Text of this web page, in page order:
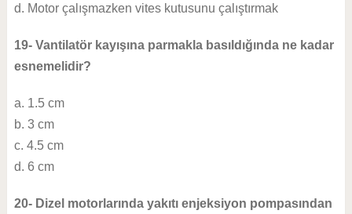
d. Motor çalışmazken vites kutusunu çalıştırmak
19- Vantilatör kayışına parmakla basıldığında ne kadar
esnemelidir?
a. 1.5 cm
b. 3 cm
c. 4.5 cm
d. 6 cm
20- Dizel motorlarında yakıtı enjeksiyon pompasından